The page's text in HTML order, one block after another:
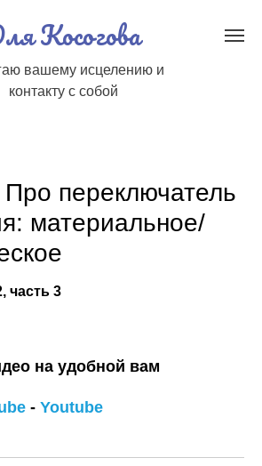
вашему исцелению и
контакту с собой
Косогова
Про переключатель
материальное/
часть 3
на удобной вам
- Youtube